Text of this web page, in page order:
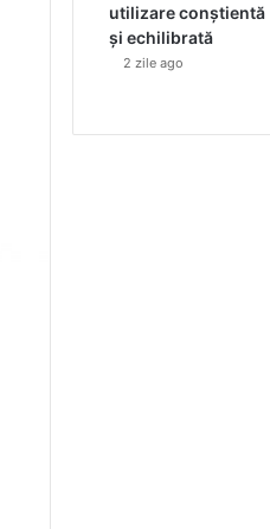
utilizare conștientă
și echilibrată
2 zile ago